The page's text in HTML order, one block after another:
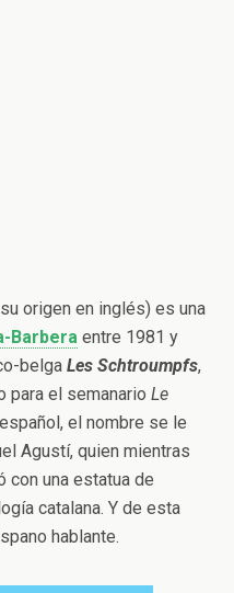
origen en inglés) es una
Barbera entre 1981 y
belga Les Schtroumpfs,
para el semanario Le
el nombre se le
Agustí, quien mientras
con una estatua de
catalana. Y de esta
hablante.